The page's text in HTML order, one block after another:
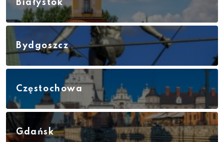
Białystok
Bydgoszcz
Częstochowa
Gdańsk